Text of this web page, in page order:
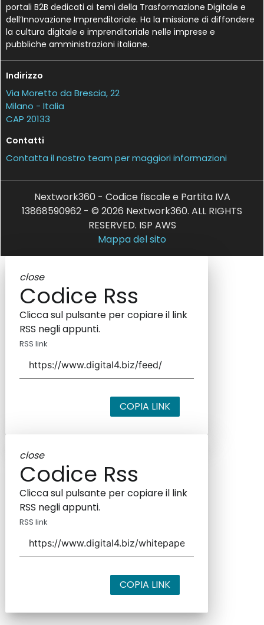
portali B2B dedicati ai temi della Trasformazione Digitale e
dell’Innovazione Imprenditoriale. Ha la missione di diffondere
la cultura digitale e imprenditoriale nelle imprese e
pubbliche amministrazioni italiane.
Indirizzo
Via Moretto da Brescia, 22
Milano - Italia
CAP 20133
Contatti
Contatta il nostro team per maggiori informazioni
Nextwork360 - Codice fiscale e Partita IVA
13868590962 - © 2026 Nextwork360. ALL RIGHTS
RESERVED. ISP AWS
Mappa del sito
close
Codice Rss
Clicca sul pulsante per copiare il link
RSS negli appunti.
RSS link
COPIA LINK
close
Codice Rss
Clicca sul pulsante per copiare il link
RSS negli appunti.
RSS link
COPIA LINK